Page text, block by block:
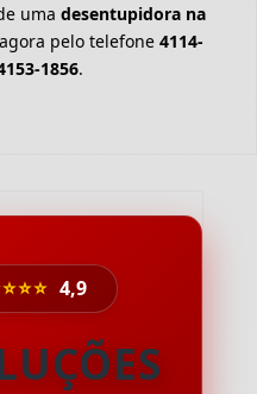
uma desentupidora na
pelo telefone 4114-
1856.
4,9